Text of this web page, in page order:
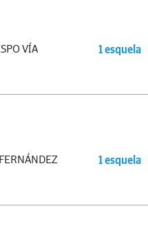
VÍA 1 esquela
1 esquela